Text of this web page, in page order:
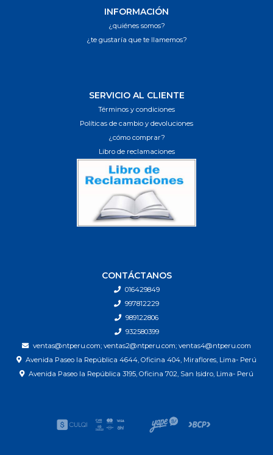
INFORMACIÓN
¿quiénes somos?
¿te gustaría que te llamemos?
SERVICIO AL CLIENTE
Términos y condiciones
Políticas de cambio y devoluciones
¿cómo comprar?
Libro de reclamaciones
CONTÁCTANOS
016429849
997812229
989122806
932580399
ventas@ntperu.com; ventas2@ntperu.com; ventas4@ntperu.com
Avenida Paseo la República 4644, Oficina 404, Miraflores, Lima- Perú
Avenida Paseo la República 3195, Oficina 702, San Isidro, Lima- Perú